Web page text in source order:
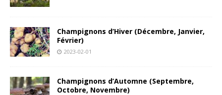
Champignons d’Hiver (Décembre, Janvier,
Février)
2023-02-01
Champignons d’Automne (Septembre,
Octobre, Novembre)